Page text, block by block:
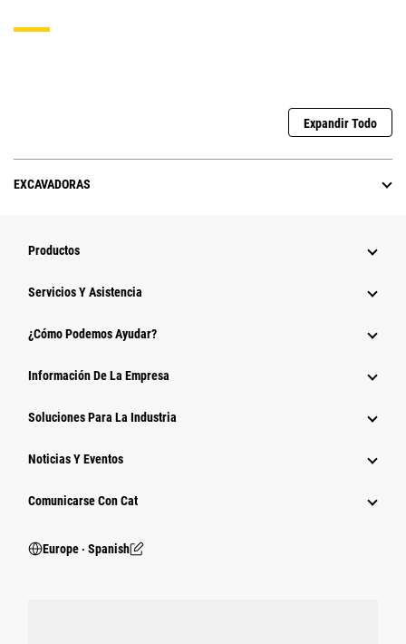
Expandir Todo
EXCAVADORAS
Productos
Servicios Y Asistencia
¿Cómo Podemos Ayudar?
Información De La Empresa
Soluciones Para La Industria
Noticias Y Eventos
Comunicarse Con Cat
Europe ‧ Spanish